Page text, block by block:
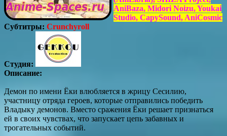
AniBaza, Midori Noizu, Youkai
Studio, CapySound, AniCosmic
Субтитры: Crunchyroll
Студия:
Описание:
Демон по имени Ёки влюбляется в жрицу Сесилию,
участницу отряда героев, которые отправились победить
Владыку демонов. Вместо сражения Ёки решает признаться
ей в своих чувствах, что запускает цепь забавных и
трогательных событий.